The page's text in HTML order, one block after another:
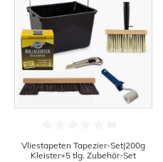
Vliestapeten Tapezier-Set|200g
Kleister+5 tlg. Zubehör-Set